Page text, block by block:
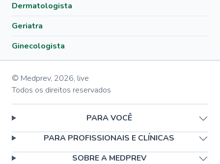
Dermatologista
Geriatra
Ginecologista
© Medprev, 2026, live
Todos os direitos reservados
PARA VOCÊ
PARA PROFISSIONAIS E CLÍNICAS
SOBRE A MEDPREV